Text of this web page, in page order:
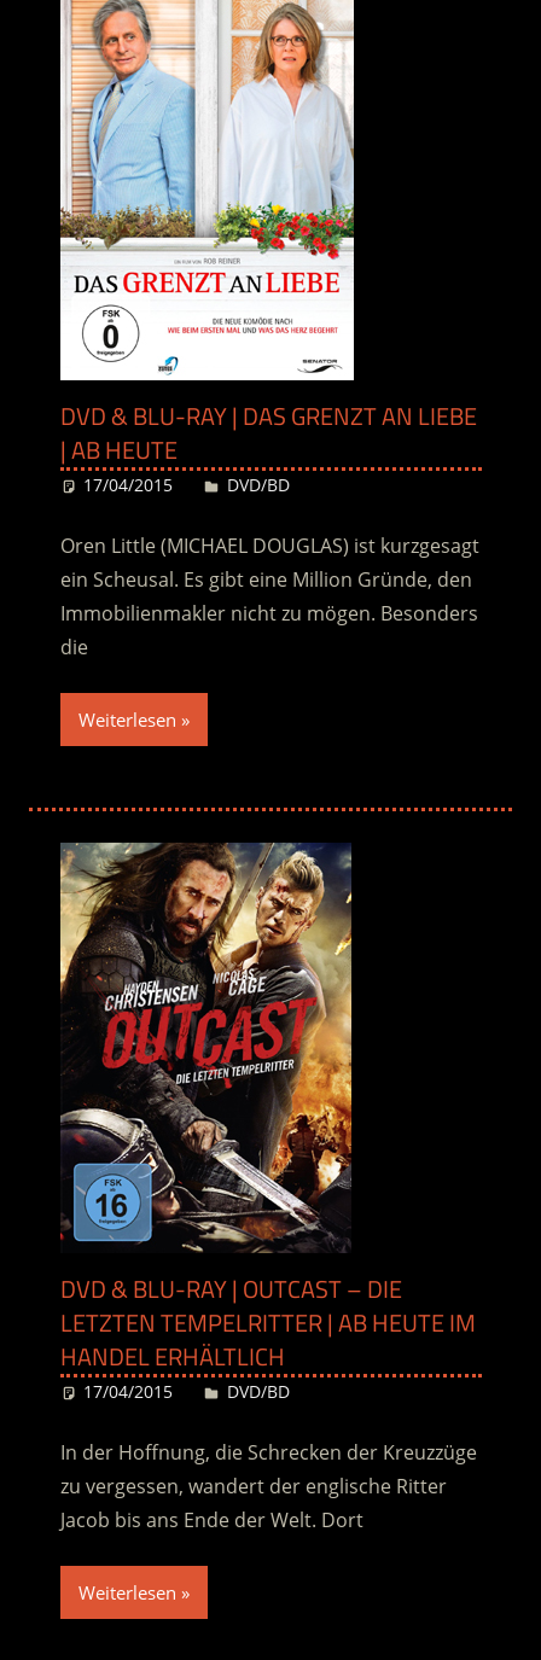
DVD & BLU-RAY | DAS GRENZT AN LIEBE
| AB HEUTE
17/04/2015 Desiree
DVD/BD
Oren Little (MICHAEL DOUGLAS) ist kurzgesagt
ein Scheusal. Es gibt eine Million Gründe, den
Immobilienmakler nicht zu mögen. Besonders
die
Weiterlesen
DVD & BLU-RAY | OUTCAST – DIE
LETZTEN TEMPELRITTER | AB HEUTE IM
HANDEL ERHÄLTLICH
17/04/2015 Desiree
DVD/BD
In der Hoffnung, die Schrecken der Kreuzzüge
zu vergessen, wandert der englische Ritter
Jacob bis ans Ende der Welt. Dort
Weiterlesen